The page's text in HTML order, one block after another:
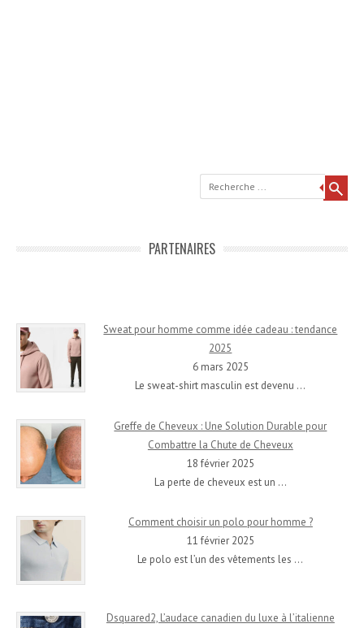
Recherche
PARTENAIRES
Sweat pour homme comme idée cadeau : tendance
2025
6 mars 2025
Le sweat-shirt masculin est devenu …
Greffe de Cheveux : Une Solution Durable pour
Combattre la Chute de Cheveux
18 février 2025
La perte de cheveux est un …
Comment choisir un polo pour homme ?
11 février 2025
Le polo est l’un des vêtements les …
Dsquared2, L’audace canadien du luxe à l’italienne